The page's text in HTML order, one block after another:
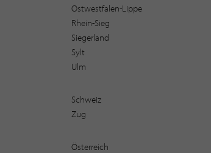
Ostwestfalen-Lippe
Rhein-Sieg
Siegerland
Sylt
Ulm
Schweiz
Zug
Österreich